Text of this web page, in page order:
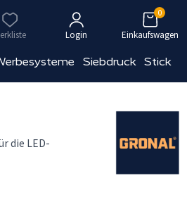
Login Einkaufswagen
0
Siebdruck Stick
die LED-